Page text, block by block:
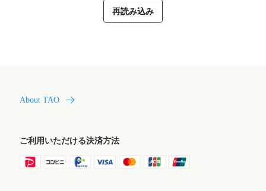
再読み込み
About TAO
ご利用いただける決済方法